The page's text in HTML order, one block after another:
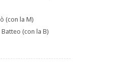
(con la M)
Batteo (con la B)